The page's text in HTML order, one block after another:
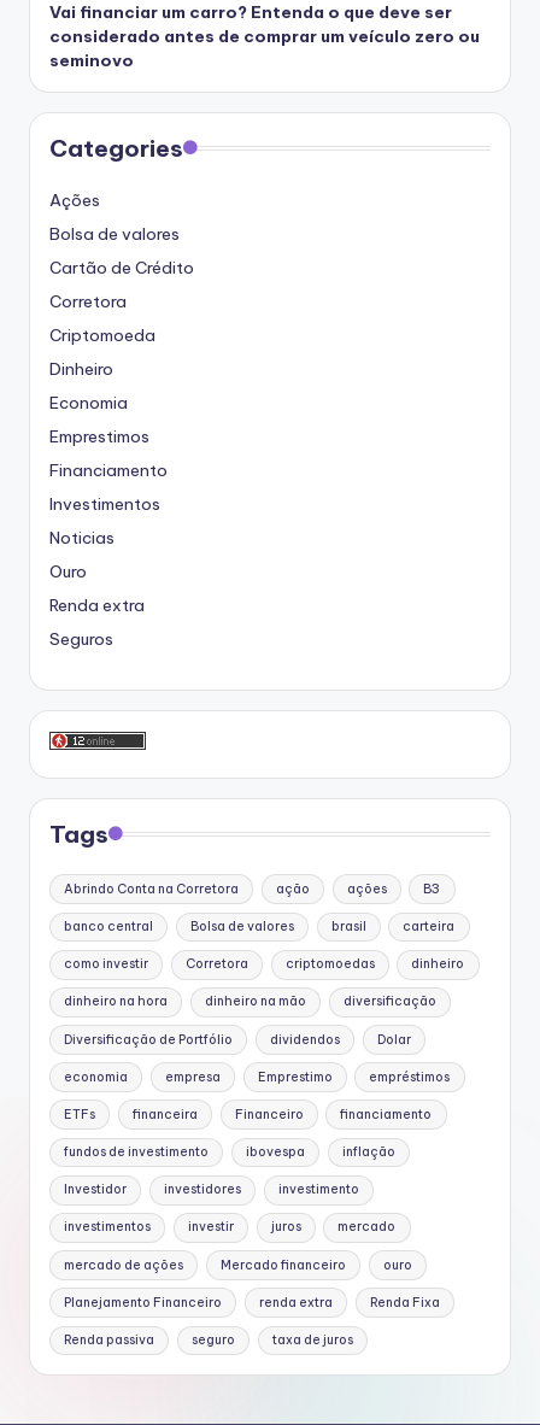
Vai financiar um carro? Entenda o que deve ser
considerado antes de comprar um veículo zero ou
seminovo
Categories
Ações
Bolsa de valores
Cartão de Crédito
Corretora
Criptomoeda
Dinheiro
Economia
Emprestimos
Financiamento
Investimentos
Noticias
Ouro
Renda extra
Seguros
Tags
Abrindo Conta na Corretora ação ações B3
banco central Bolsa de valores brasil carteira
como investir Corretora criptomoedas dinheiro
dinheiro na hora dinheiro na mão diversificação
Diversificação de Portfólio dividendos Dolar
economia empresa Emprestimo empréstimos
ETFs financeira Financeiro financiamento
fundos de investimento ibovespa inflação
Investidor investidores investimento
investimentos investir juros mercado
mercado de ações Mercado financeiro ouro
Planejamento Financeiro renda extra Renda Fixa
Renda passiva seguro taxa de juros